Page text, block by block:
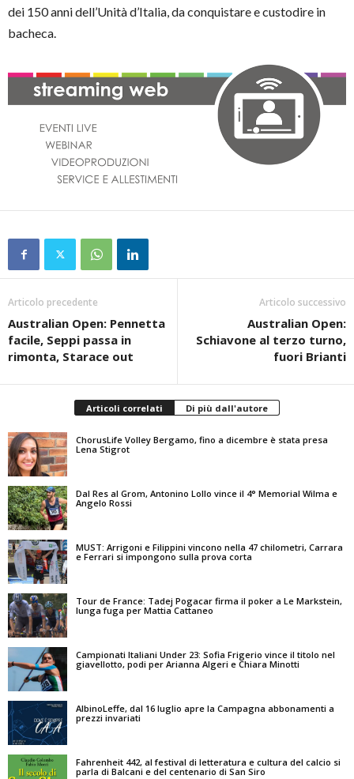
dei 150 anni dell’Unità d’Italia, da conquistare e custodire in
bacheca.
Articolo precedente
Australian Open: Pennetta
facile, Seppi passa in
rimonta, Starace out
Articolo successivo
Australian Open:
Schiavone al terzo turno,
fuori Brianti
Articoli correlati Di più dall'autore
ChorusLife Volley Bergamo, fino a dicembre è stata presa
Lena Stigrot
Dal Res al Grom, Antonino Lollo vince il 4° Memorial Wilma e
Angelo Rossi
MUST: Arrigoni e Filippini vincono nella 47 chilometri, Carrara
e Ferrari si impongono sulla prova corta
Tour de France: Tadej Pogacar firma il poker a Le Markstein,
lunga fuga per Mattia Cattaneo
Campionati Italiani Under 23: Sofia Frigerio vince il titolo nel
giavellotto, podi per Arianna Algeri e Chiara Minotti
AlbinoLeffe, dal 16 luglio apre la Campagna abbonamenti a
prezzi invariati
Fahrenheit 442, al festival di letteratura e cultura del calcio si
parla di Balcani e del centenario di San Siro